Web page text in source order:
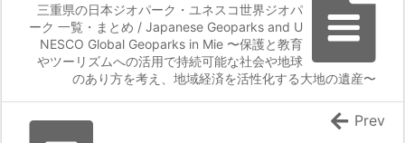
三重県の日本ジオパーク・ユネスコ世界ジオパ
ーク 一覧・まとめ / Japanese Geoparks and U
NESCO Global Geoparks in Mie 〜保護と教育
やツーリズムへの活用で持続可能な社会や地球
のあり方を考え、地域経済を活性化する大地の遺産〜
Prev